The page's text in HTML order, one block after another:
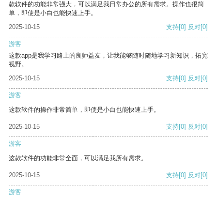
款软件的功能非常强大，可以满足我日常办公的所有需求。操作也很简
单，即使是小白也能快速上手。
2025-10-15
支持[0] 反对[0]
游客
这款app是我学习路上的良师益友，让我能够随时随地学习新知识，拓宽
视野。
2025-10-15
支持[0] 反对[0]
游客
这款软件的操作非常简单，即使是小白也能快速上手。
2025-10-15 支持[0] 反对[0]
游客
这款软件的功能非常全面，可以满足我所有需求。
2025-10-15 支持[0] 反对[0]
游客